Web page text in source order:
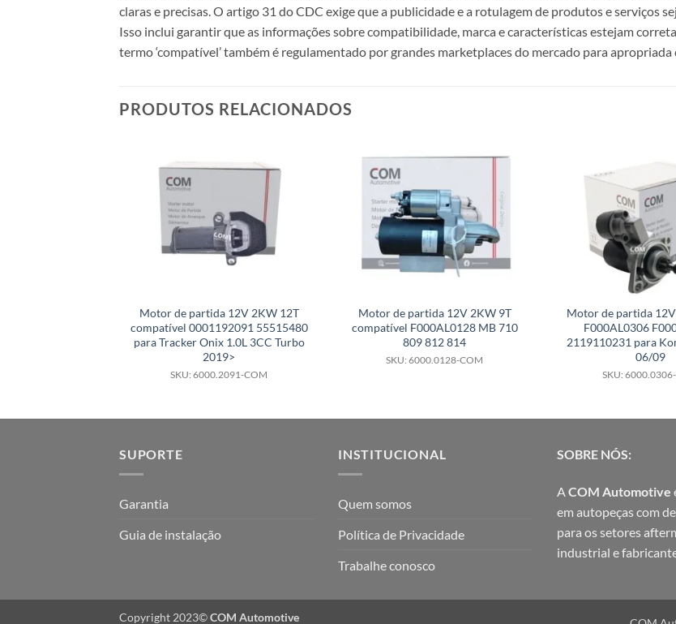
claras e precisas. O artigo 31 do CDC exige que a publicidade e a rotulagem de produtos e serviços
Isso inclui garantir que as informações sobre compatibilidade, marca e características estejam
termo ‘compatível’ também é regulamentado por grandes marketplaces do mercado para
PRODUTOS RELACIONADOS
Motor de partida 12V 2KW 12T
compatível 0001192091 55515480
para Tracker Onix 1.0L 3CC Turbo
2019>
SKU: 6000.2091-COM
Motor de partida 12V 2KW 9T
compatível F000AL0128 MB 710
809 812 814
SKU: 6000.0128-COM
Motor de partida
F000AL0306
2119110231 para
06/09
SKU:
SUPORTE
Garantia
Guia de instalação
INSTITUCIONAL
Quem somos
Política de Privacidade
Trabalhe conosco
SOBRE NÓS:
ACOM Automotive
em autopeças com
para os setores
industrial e
Copyright 2023©COM Automotive